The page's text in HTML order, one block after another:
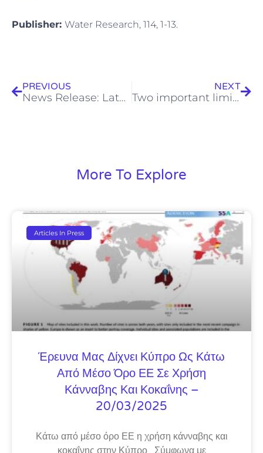
Publisher: Water Research, 114, 1-13.
PREVIOUS
News Release: Latest data reveal drug-taking habits in over 50 European cities
NEXT
Two important limitations relating to the spiking of environmental samples with contaminants of emerging concern: How close to the real analyte concentrations are the reported recovered values?
More To Explore
Articles In Press
Έρευνα Μας Δίχνει Κύπρο Ως Κάτω
Από Μέσο Όρο ΕΕ Σε Χρήση
Κάνναβης Και Κοκαΐνης –
20/03/2025
Κάτω από μέσο όρο ΕΕ η χρήση κάνναβης και
κοκαΐνης στην Κύπρο Σύμφωνα με